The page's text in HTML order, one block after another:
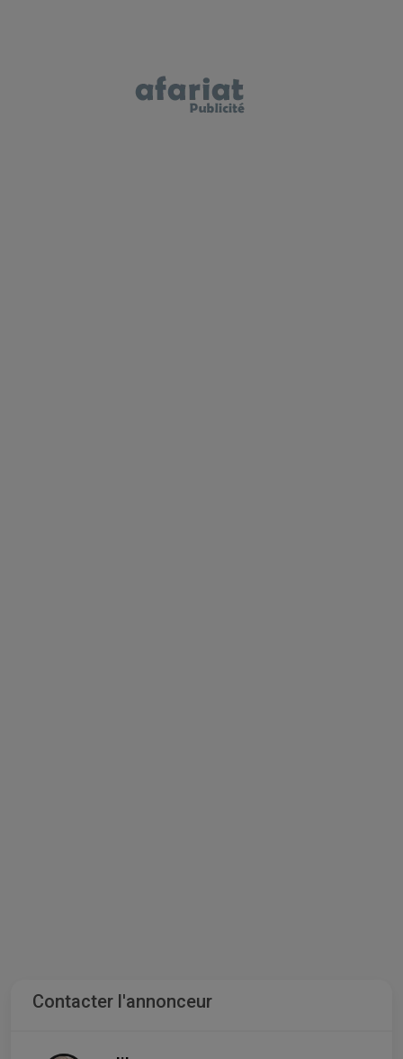
Contacter l'annonceur